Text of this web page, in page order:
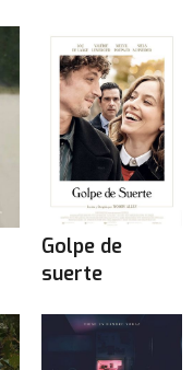
Golpe de
suerte